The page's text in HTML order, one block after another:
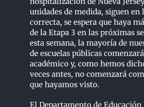
unidades de medida, siguen en
correcta, se espera que haya
de la Etapa 3 en las próximas
esta semana, la mayoría de
de escuelas públicas
académico y, como hemos
veces antes, no comenzará
que hayamos visto.
El Departamento de Educación